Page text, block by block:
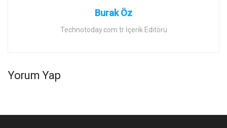
Burak Öz
Technotoday.com.tr İçerik Editörü
Yorum Yap